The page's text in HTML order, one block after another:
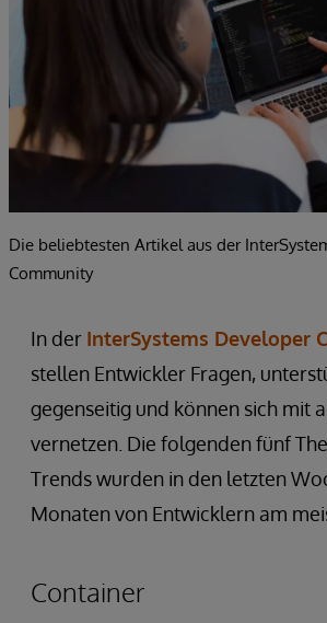
Die beliebtesten Artikel aus der
Community
In der InterSystems Developer
stellen Entwickler Fragen,
gegenseitig und können sich mit
vernetzen. Die folgenden fünf
Trends wurden in den letzten
Monaten von Entwicklern am
Container